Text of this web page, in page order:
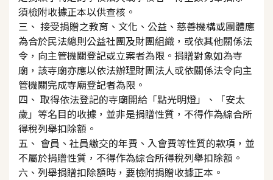
須檢附收據正本以供查核。
三、 接受捐贈之教育、文化、公益、慈善機構或團體應
為合於民法總則公益社團及財團組織，或依其他關係法
令，向主管機關登記或立案者為限。捐贈對象如為寺
廟，該寺廟亦應以依法辦理財團法人或依關係法令向主
管機關完成寺廟登記者為限。
四、 取得依法登記的寺廟開給「點光明燈」、「安太
歲」等名目的收據，並非是捐贈性質，不得作為綜合所
得稅列舉扣除額。
五、 會員、社員繳交的年費、入會費等性質的款項，並
不屬於捐贈性質，不得作為綜合所得稅列舉扣除額。
六、列舉捐贈扣除額時，要檢附捐贈收據正本。